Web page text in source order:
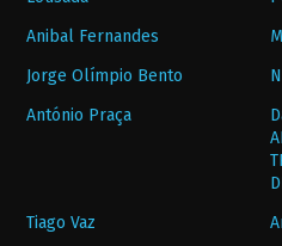
Anibal Fernandes
Jorge Olímpio Bento
António Praça
Tiago Vaz